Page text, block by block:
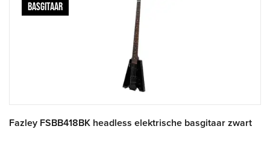
BASGITAAR
Fazley FSBB418BK headless elektrische basgitaar zwart